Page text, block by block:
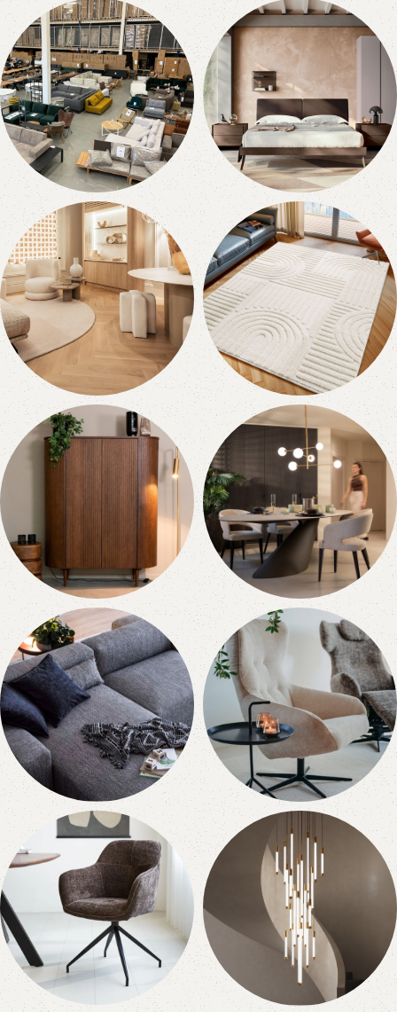
Outlet
0 producten
Slapen
0 producten
PVC Plakvloer
0 producten
Vloerkleden
343 producten
Kasten
50 producten
Tafels
171 producten
Bankstellen
1 product
Fauteuils
9 producten